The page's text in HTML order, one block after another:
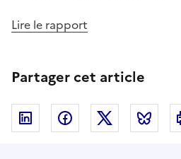
Lire le rapport
Partager cet article
Linkedin FacebookTwitter